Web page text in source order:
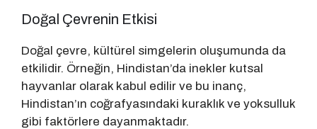
Doğal Çevrenin Etkisi
Doğal çevre, kültürel simgelerin oluşumunda da
etkilidir. Örneğin, Hindistan’da inekler kutsal
hayvanlar olarak kabul edilir ve bu inanç,
Hindistan’ın coğrafyasındaki kuraklık ve yoksulluk
gibi faktörlere dayanmaktadır.